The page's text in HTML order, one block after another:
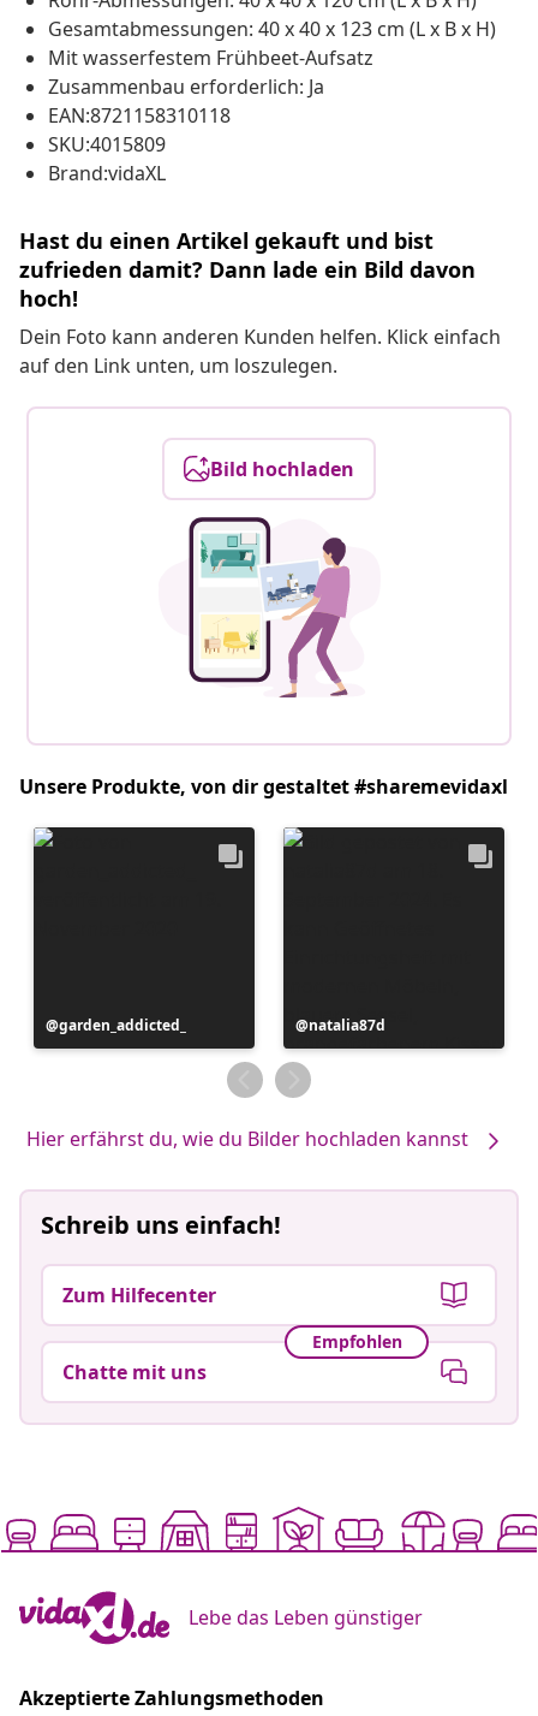
Gesamtabmessungen: 40 x 40 x 123 cm (L x B x H)
Mit wasserfestem Frühbeet-Aufsatz
Zusammenbau erforderlich: Ja
EAN:8721158310118
SKU:4015809
Brand:vidaXL
Hast du einen Artikel gekauft und bist
zufrieden damit? Dann lade ein Bild davon
hoch!
Dein Foto kann anderen Kunden helfen. Klick einfach
auf den Link unten, um loszulegen.
Bild hochladen
Unsere Produkte, von dir gestaltet #sharemevidaxl
Beitrag
veröffentlicht
garden_addicted_
Beitrag
veröffentlicht
von
natalia87d
Hier erfährst du, wie du Bilder hochladen kannst
Schreib uns einfach!
Zum Hilfecenter
Empfohlen
Chatte mit uns
Lebe das Leben günstiger
Akzeptierte Zahlungsmethoden